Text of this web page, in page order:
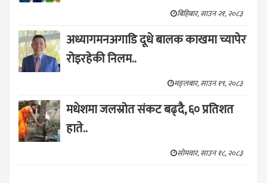
बिहिबार, साउन २१, २०८३
अध्यागमनअगाडि दूधे बालक काखमा च्यापेर
रोइरहेकी निलम..
मङ्लबार, साउन १९, २०८३
मधेशमा जलस्रोत संकट बढ्दै, ६० प्रतिशत
हाते..
सोमवार, साउन १८, २०८३